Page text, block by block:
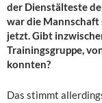
der Dienstälteste
war die
jetzt. Gibt
Trainingsgruppe,
konnten?
Das stimmt